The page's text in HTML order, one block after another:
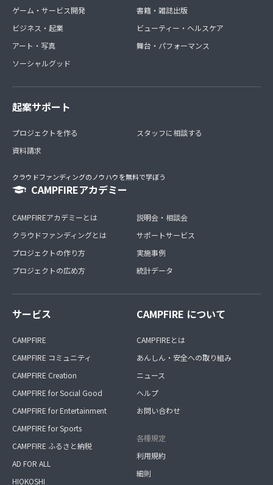
ゲーム・サービス開発
ビジネス・起業
アート・写真
ソーシャルグッド
書籍・雑誌出版
ビューティー・ヘルスケア
舞台・パフォーマンス
起案サポート
プロジェクトを作る
資料請求
スタッフに相談する
クラウドファンディングのノウハウを無料で学ぼう
CAMPFIREアカデミー
CAMPFIREアカデミーとは
クラウドファンディングとは
プロジェクトの作り方
プロジェクトの広め方
説明会・相談会
サポートサービス
実施事例
統計データ
サービス
CAMPFIRE
CAMPFIRE コミュニティ
CAMPFIRE Creation
CAMPFIRE for Social Good
CAMPFIRE for Entertainment
CAMPFIRE for Sports
CAMPFIRE ふるさと納税
AD FOR ALL
HIOKOSHI
CAMPFIRE について
CAMPFIREとは
あんしん・安全への取り組み
ニュース
ヘルプ
お問い合わせ
各種規定
利用規約
細則